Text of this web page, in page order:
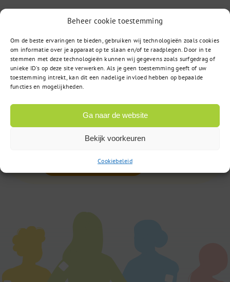
Beheer cookie toestemming
Om de beste ervaringen te bieden, gebruiken wij technologieën zoals cookies
om informatie over je apparaat op te slaan en/of te raadplegen. Door in te
stemmen met deze technologieën kunnen wij gegevens zoals surfgedrag of
unieke ID's op deze site verwerken. Als je geen toestemming geeft of uw
toestemming intrekt, kan dit een nadelige invloed hebben op bepaalde
functies en mogelijkheden.
Ga naar de website
Bekijk voorkeuren
Cookiebeleid
Vragen?
Op werkdagen bereikbaar
Stuur een bericht